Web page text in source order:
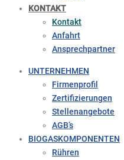
KONTAKT
Kontakt
Anfahrt
Ansprechpartner
UNTERNEHMEN
Firmenprofil
Zertifizierungen
Stellenangebote
AGB’s
BIOGASKOMPONENTEN
Rühren